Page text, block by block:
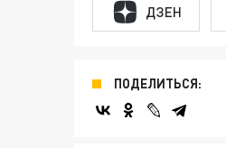
ДЗЕН
ПОДЕЛИТЬСЯ: